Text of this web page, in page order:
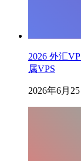
2026 外汇
属VPS
2026年6月25